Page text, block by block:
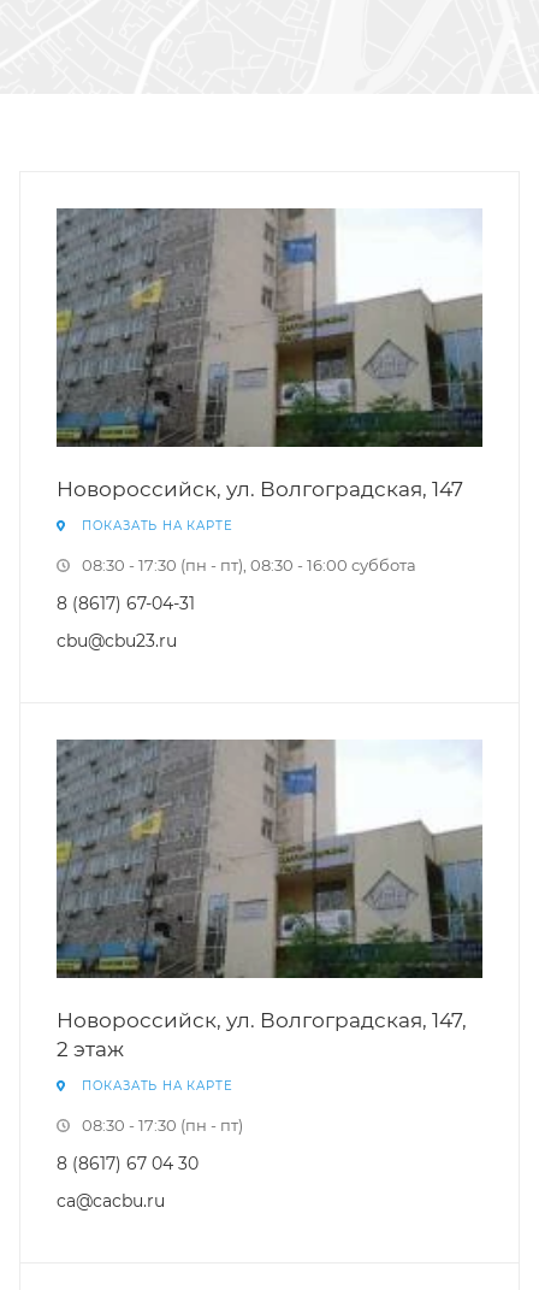
Новороссийск, ул. Волгоградская, 147
ПОКАЗАТЬ НА КАРТЕ
08:30 - 17:30 (пн - пт), 08:30 - 16:00 суббота
8 (8617) 67-04-31
cbu@cbu23.ru
Новороссийск, ул. Волгоградская, 147,
2 этаж
ПОКАЗАТЬ НА КАРТЕ
08:30 - 17:30 (пн - пт)
8 (8617) 67 04 30
ca@cacbu.ru